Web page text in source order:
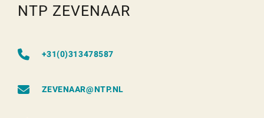
NTP ZEVENAAR
+31(0)313478587
ZEVENAAR@NTP.NL